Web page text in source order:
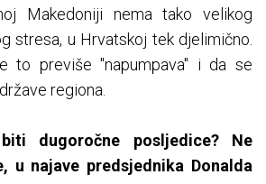
Makedoniji nema tako velikog
stresa, u Hrvatskoj tek djelimično.
to previše "napumpava" i da se
regiona.
dugoročne posljedice? Ne
u najave predsjednika Donalda